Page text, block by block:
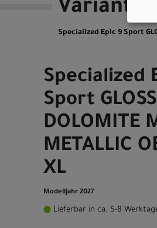
Varianten
Specialized Epic 9 Sport
Specialized
Sport GLOSS
DOLOMITE
METALLIC
XL
Modelljahr 2027
Lieferbar in ca. 5-8